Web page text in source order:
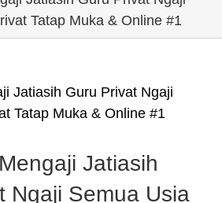
Tatap Muka & Online #1
Jatiasih Guru Privat Ngaji
Tatap Muka & Online #1
Jatiasih
Ngaji Semua Usia